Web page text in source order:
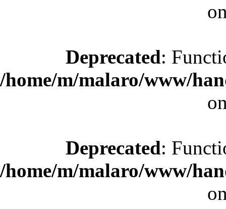
Deprecated:
/home/m/malaro/www/
Deprecated:
/home/m/malaro/www/